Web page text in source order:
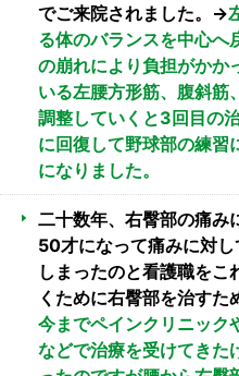
でご来院されました。→
る体のバランスを中心へ
の崩れにより負担がかか
いる左腰方形筋、腹斜筋
調整していくと3回目の
に回復して野球部の練習
になりました。
二十数年、右臀部の痛み
50才になって痛みに対
しまったのと看護職をこ
くために右臀部を治す
今までペインクリニック
などで治療を受けてきた